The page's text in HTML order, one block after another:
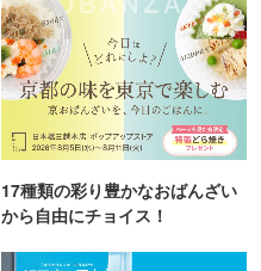
17種類の彩り豊かなおばんざい
から自由にチョイス！